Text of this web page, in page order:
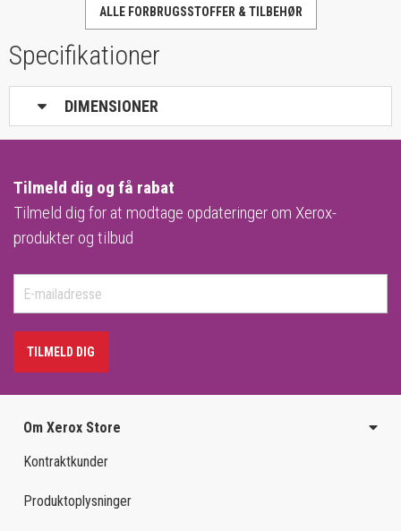
ALLE FORBRUGSSTOFFER & TILBEHØR
Specifikationer
DIMENSIONER
Tilmeld dig og få rabat
Tilmeld dig for at modtage opdateringer om Xerox-
produkter og tilbud
TILMELD DIG
Om Xerox Store
Kontraktkunder
Produktoplysninger